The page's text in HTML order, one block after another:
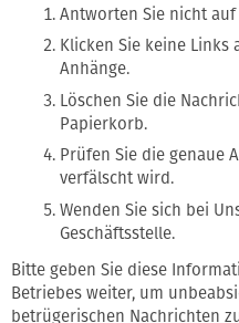
Antworten Sie nicht auf
Klicken Sie keine
Anhänge.
Löschen Sie die
Papierkorb.
Prüfen Sie die genaue
verfälscht wird.
Wenden Sie sich bei
Geschäftsstelle.
Bitte geben Sie diese
Betriebes weiter, um
betrügerischen Nachrichten